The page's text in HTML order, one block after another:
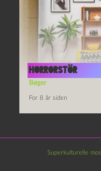
Horrorstör
Bøger
For 8 år siden
Superkulturelle